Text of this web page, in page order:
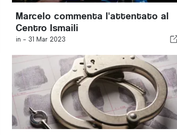
Marcelo commenta l'attentato al
Centro Ismaili
in - 31 Mar 2023